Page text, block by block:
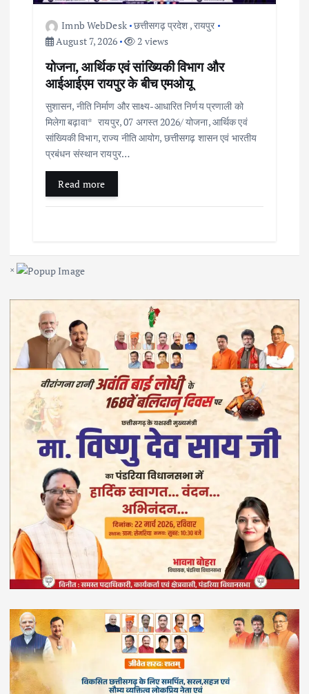
Imnb WebDesk छत्तीसगढ़ प्रदेश ,रायपुर
August 7, 2026
2 views
योजना, आर्थिक एवं सांख्यिकी विभाग और
आईआईएम रायपुर के बीच एमओयू
सुशासन, नीति निर्माण और साक्ष्य-आधारित निर्णय प्रणाली को
मिलेगा बढ़ावा* रायपुर, 07 अगस्त 2026/ योजना, आर्थिक एवं
सांख्यिकी विभाग, राज्य नीति आयोग, छत्तीसगढ़ शासन एवं भारतीय
प्रबंधन संस्थान रायपुर…
Read more
×